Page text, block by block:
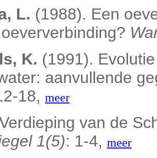
L. (1988). Een
K. (1991).
aanvullende
18, meer
van de
1(5): 1-4, meer